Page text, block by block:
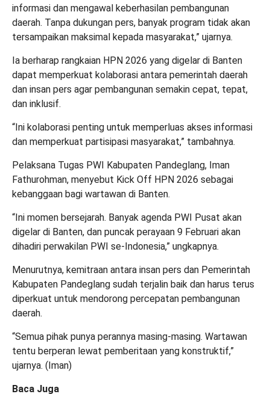
informasi dan mengawal keberhasilan pembangunan
daerah. Tanpa dukungan pers, banyak program tidak akan
tersampaikan maksimal kepada masyarakat,” ujarnya.
Ia berharap rangkaian HPN 2026 yang digelar di Banten
dapat memperkuat kolaborasi antara pemerintah daerah
dan insan pers agar pembangunan semakin cepat, tepat,
dan inklusif.
“Ini kolaborasi penting untuk memperluas akses informasi
dan memperkuat partisipasi masyarakat,” tambahnya.
Pelaksana Tugas PWI Kabupaten Pandeglang, Iman
Fathurohman, menyebut Kick Off HPN 2026 sebagai
kebanggaan bagi wartawan di Banten.
“Ini momen bersejarah. Banyak agenda PWI Pusat akan
digelar di Banten, dan puncak perayaan 9 Februari akan
dihadiri perwakilan PWI se-Indonesia,” ungkapnya.
Menurutnya, kemitraan antara insan pers dan Pemerintah
Kabupaten Pandeglang sudah terjalin baik dan harus terus
diperkuat untuk mendorong percepatan pembangunan
daerah.
“Semua pihak punya perannya masing-masing. Wartawan
tentu berperan lewat pemberitaan yang konstruktif,”
ujarnya. (Iman)
Baca Juga